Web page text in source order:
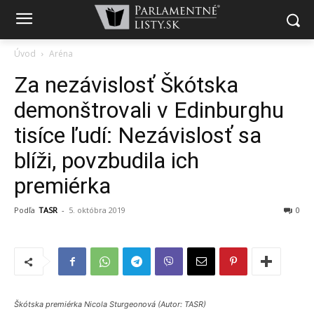
Úvod Aréna
Za nezávislosť Škótska
demonštrovali v Edinburghu
tisíce ľudí: Nezávislosť sa
blíži, povzbudila ich
premiérka
Podľa TASR - 5. októbra 2019 0
Škótska premiérka Nicola Sturgeonová (Autor: TASR)